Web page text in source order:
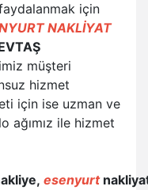
için
NAKLİYAT
müşteri
hizmet
için ise uzman ve
ağımız ile hizmet
esenyurt